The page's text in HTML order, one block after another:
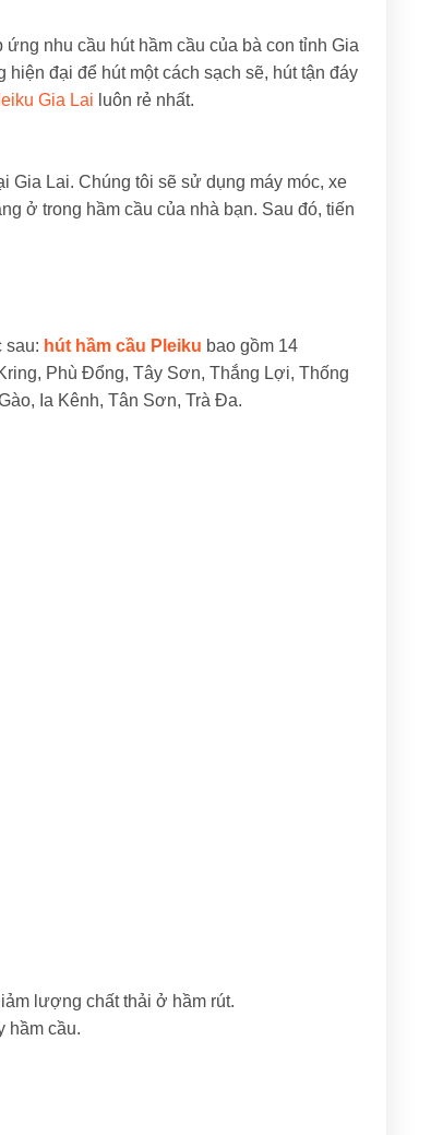
nhu cầu hút hầm cầu của bà con tỉnh Gia
đại để hút một cách sạch sẽ, hút tận đáy
Gia Lai luôn rẻ nhất.
Gia Lai. Chúng tôi sẽ sử dụng máy móc, xe
ở trong hầm cầu của nhà bạn. Sau đó, tiến
sau: hút hầm cầu Pleiku bao gồm 14
Phù Đổng, Tây Sơn, Thắng Lợi, Thống
Ia Kênh, Tân Sơn, Trà Đa.
lượng chất thải ở hầm rút.
hầm cầu.